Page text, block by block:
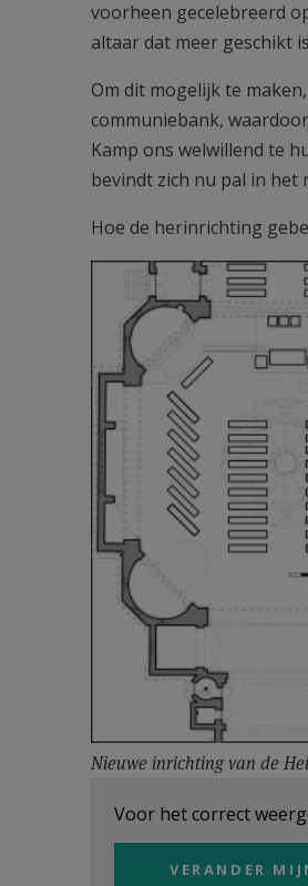
voorheen gecelebreerd
altaar dat meer geschikt
Om dit mogelijk te
communiebank,
Kamp ons welwillend te
bevindt zich nu pal in het
Hoe de herinrichting
Nieuwe inrichting van de
Voor het correct
VERANDER